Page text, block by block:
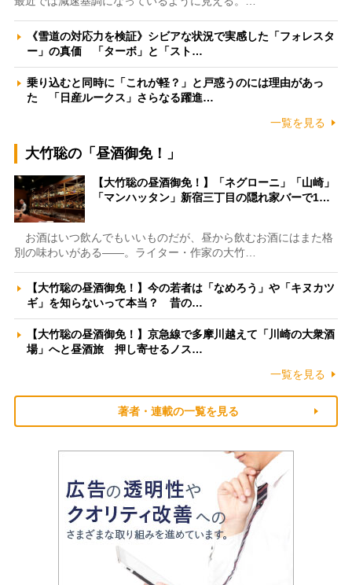
《雪道の対応力を検証》シビアな状況で実感した「フォレスタ
ー」の真価 「ターボ」と「スト…
乗り込むと同時に「これが軽？」と戸惑うのには理由があっ
た 「日産ルークス」さらなる躍進…
一覧を見る
大竹聡の「昼酒御免！」
【大竹聡の昼酒御免！】「ネグローニ」「山崎」
「マンハッタン」新宿三丁目の隠れ家バーで1…
お酒はいつ飲んでもいいものだが、昼から飲むお酒にはまた格
別の味わいがある――。ライター・作家の大竹…
【大竹聡の昼酒御免！】今の若者は「なめろう」や「キヌカツ
ギ」を知らないって本当？ 昔の…
【大竹聡の昼酒御免！】京急線で多摩川越えて「川崎の大衆酒
場」へと昼酒旅 押し寄せるノス…
一覧を見る
著者・連載の一覧を見る